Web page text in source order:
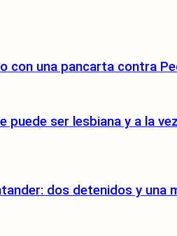
con una pancarta contra
puede ser lesbiana y a la
dos detenidos y